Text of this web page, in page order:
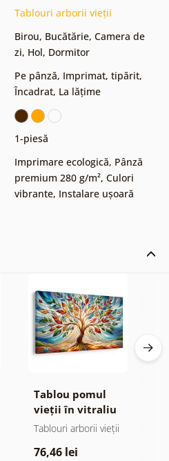
Tablouri arborii vieții
Birou, Bucătărie, Camera de
zi, Hol, Dormitor
Pe pânză, Imprimat, tipărit,
Încadrat, La lățime
1-piesă
Imprimare ecologică, Pânză
premium 280 g/m², Culori
vibrante, Instalare ușoară
Tablou pomul
vieții în vitraliu
colorat
Tablouri arborii vieții
76,46 lei